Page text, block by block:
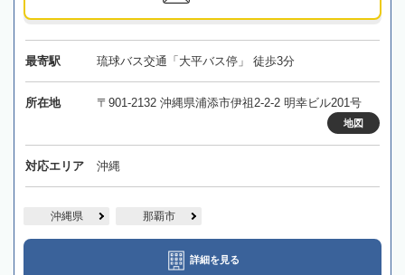
最寄駅 琉球バス交通「大平バス停」 徒歩3分
所在地 〒901-2132 沖縄県浦添市伊祖2-2-2 明幸ビル201号
地図
対応エリア 沖縄
沖縄県 那覇市
詳細を見る